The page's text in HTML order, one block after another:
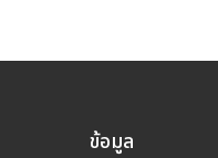
ข้อมูล